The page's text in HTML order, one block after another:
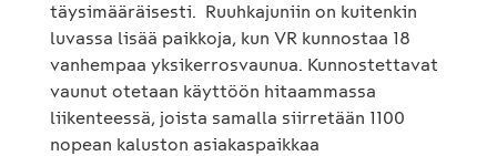
täysimääräisesti. Ruuhkajuniin on kuitenkin
luvassa lisää paikkoja, kun VR kunnostaa 18
vanhempaa yksikerrosvaunua. Kunnostettavat
vaunut otetaan käyttöön hitaammassa
liikenteessä, joista samalla siirretään 1100
nopean kaluston asiakaspaikkaa